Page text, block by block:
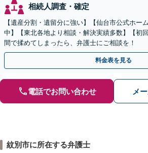
相続人調査・確定
【遺産分割・遺留分に強い】【仙台市公式ホー
中】【東北各地より相談・解決実績多数】【初
間で揉めてしまったら、弁護士にご相談を！
料金表を見る
電話でお問い合わせ メ
紋別市に所在する弁護士